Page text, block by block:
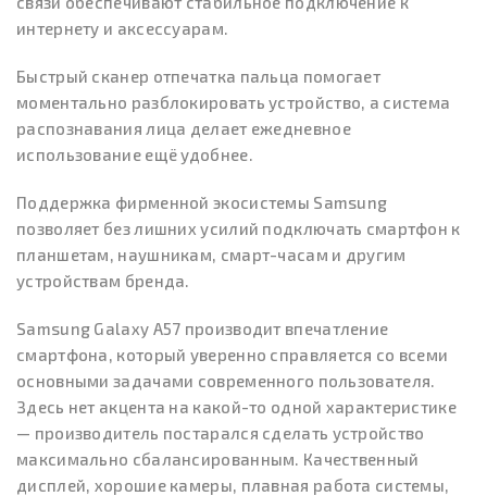
интернету и аксессуарам.
Быстрый сканер отпечатка пальца помогает
моментально разблокировать устройство, а система
распознавания лица делает ежедневное
использование ещё удобнее.
Поддержка фирменной экосистемы Samsung
позволяет без лишних усилий подключать смартфон к
планшетам, наушникам, смарт-часам и другим
устройствам бренда.
Samsung Galaxy A57 производит впечатление
смартфона, который уверенно справляется со всеми
основными задачами современного пользователя.
Здесь нет акцента на какой-то одной характеристике
— производитель постарался сделать устройство
максимально сбалансированным. Качественный
дисплей, хорошие камеры, плавная работа системы,